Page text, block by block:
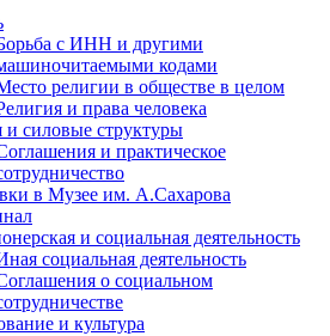
с ИНН и другими
кодами
религии в обществе в целом
и права человека
силовые структуры
и практическое
в Музее им. А.Сахарова
и социальная деятельность
социальная деятельность
о социальном
и культура